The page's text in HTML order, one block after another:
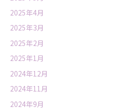
2025年4月
2025年3月
2025年2月
2025年1月
2024年12月
2024年11月
2024年9月